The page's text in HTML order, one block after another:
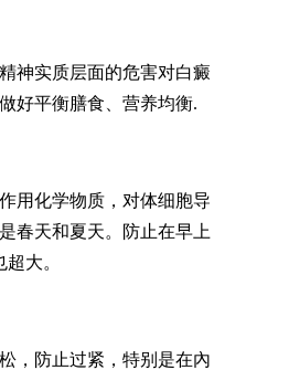
神实质层面的危害对白癜
好平衡膳食、营养均衡.
用化学物质，对体细胞导
春天和夏天。防止在早上
大。
，防止过紧，特别是在內